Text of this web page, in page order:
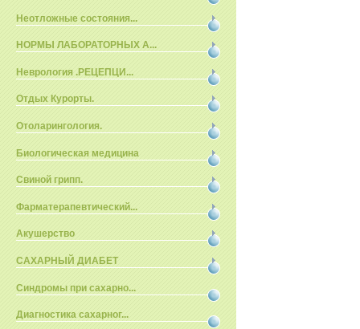
Неотложные состояния...
НОРМЫ ЛАБОРАТОРНЫХ А...
Неврология .РЕЦЕПЦИ...
Отдых Курорты.
Отоларингология.
Биологическая медицина
Свиной грипп.
Фарматерапевтический...
Акушерство
САХАРНЫЙ ДИАБЕТ
Синдромы при сахарно...
Диагностика сахарног...